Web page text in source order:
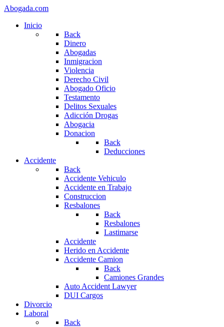
Abogada.com
Inicio
Back
Dinero
Abogadas
Inmigracion
Violencia
Derecho Civil
Abogado Oficio
Testamento
Delitos Sexuales
Adicción Drogas
Abogacia
Donacion
Back
Deducciones
Accidente
Back
Accidente Vehiculo
Accidente en Trabajo
Construccion
Resbalones
Back
Resbalones
Lastimarse
Accidente
Herido en Accidente
Accidente Camion
Back
Camiones Grandes
Auto Accident Lawyer
DUI Cargos
Divorcio
Laboral
Back